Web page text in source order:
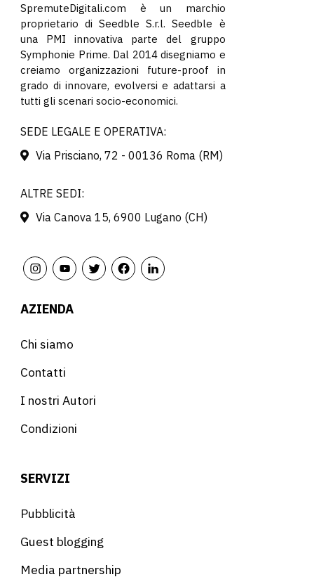
SpremuteDigitali.com è un marchio
proprietario di Seedble S.r.l. Seedble è
una PMI innovativa parte del gruppo
Symphonie Prime. Dal 2014 disegniamo e
creiamo organizzazioni future-proof in
grado di innovare, evolversi e adattarsi a
tutti gli scenari socio-economici.
SEDE LEGALE E OPERATIVA:
Via Prisciano, 72 - 00136 Roma (RM)
ALTRE SEDI:
Via Canova 15, 6900 Lugano (CH)
AZIENDA
Chi siamo
Contatti
I nostri Autori
Condizioni
SERVIZI
Pubblicità
Guest blogging
Media partnership